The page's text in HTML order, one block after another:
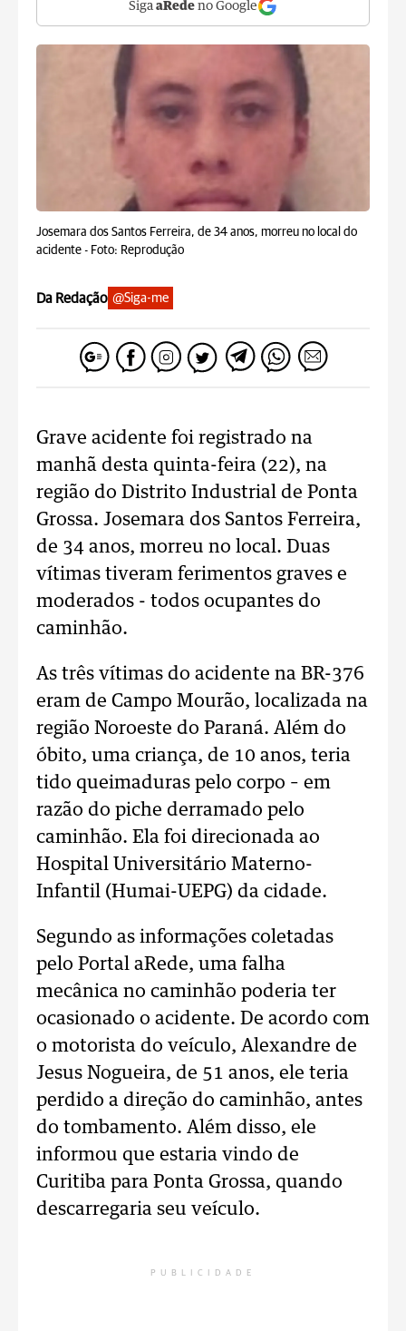
Siga aRede no Google
Josemara dos Santos Ferreira, de 34 anos, morreu no local do
acidente - Foto: Reprodução
Da Redação @Siga-me
Grave acidente foi registrado na
manhã desta quinta-feira (22), na
região do Distrito Industrial de Ponta
Grossa. Josemara dos Santos Ferreira,
de 34 anos, morreu no local. Duas
vítimas tiveram ferimentos graves e
moderados - todos ocupantes do
caminhão.
As três vítimas do acidente na BR-376
eram de Campo Mourão, localizada na
região Noroeste do Paraná. Além do
óbito, uma criança, de 10 anos, teria
tido queimaduras pelo corpo – em
razão do piche derramado pelo
caminhão. Ela foi direcionada ao
Hospital Universitário Materno-
Infantil (Humai-UEPG) da cidade.
Segundo as informações coletadas
pelo Portal aRede, uma falha
mecânica no caminhão poderia ter
ocasionado o acidente. De acordo com
o motorista do veículo, Alexandre de
Jesus Nogueira, de 51 anos, ele teria
perdido a direção do caminhão, antes
do tombamento. Além disso, ele
informou que estaria vindo de
Curitiba para Ponta Grossa, quando
descarregaria seu veículo.
PUBLICIDADE